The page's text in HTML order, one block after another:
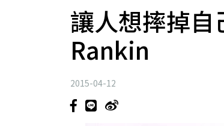
讓人想摔掉
Rankin
2015-04-12